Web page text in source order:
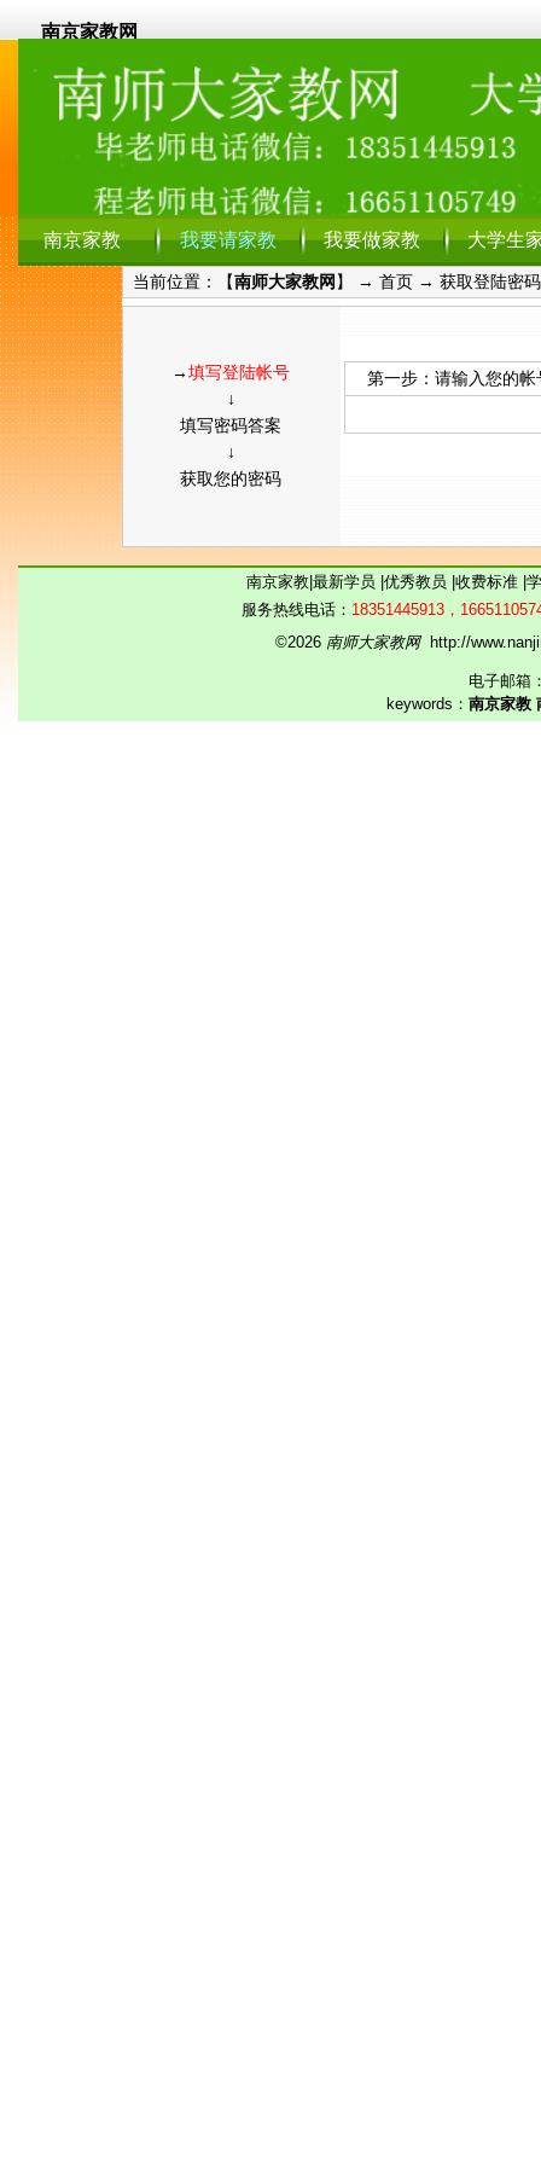
南京家教网
南京家教 我要请家教 我要做家教 大学生
当前位置：【南师大家教网 】 → 首页 → 获取登陆密码
→填写登陆帐号
↓
填写密码答案
↓
获取您的密码
第一步：请输入您的帐
南京家教 最新学员 优秀教员 收费标准
服务热线电话： 18351445913，
©2026 南师大家教网http://
电子邮箱
keywords： 南京家教